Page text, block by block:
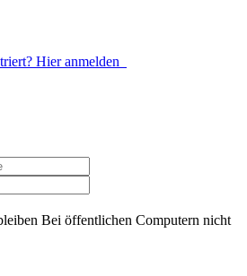
Hier anmelden
Bei öffentlichen Computern nicht